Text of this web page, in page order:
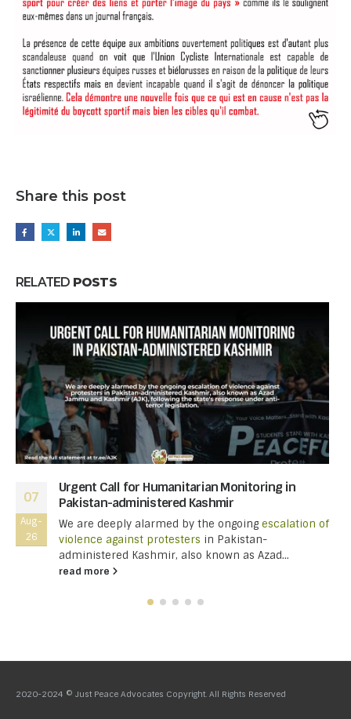
Share this post
RELATED POSTS
07
Aug-
26
Urgent Call for Humanitarian Monitoring in
Pakistan-administered Kashmir
We are deeply alarmed by the ongoing escalation of
violence against protesters in Pakistan-
administered Kashmir, also known as Azad...
read more
2020-2024 © Just Peace Advocates Copyright. All Rights Reserved